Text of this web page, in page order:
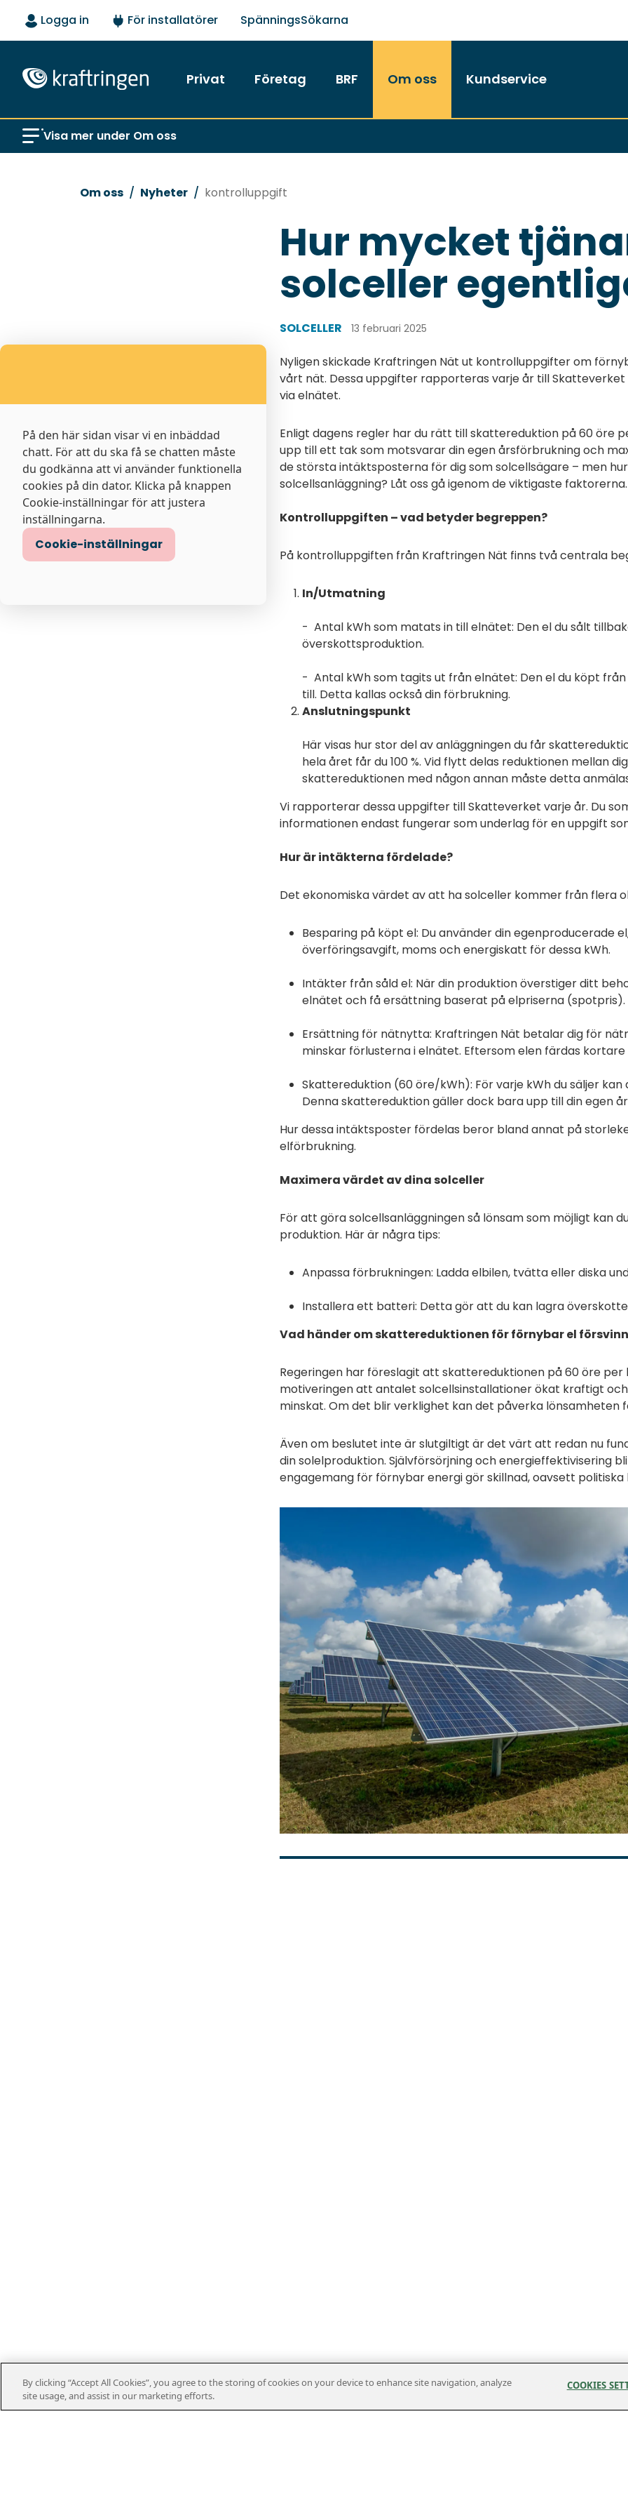
Logga in För installatörer SpänningsSökarna
Privat Företag BRF Om oss Kundservice
Visa mer under Om oss
Om oss Nyheter kontrolluppgift
Hur mycket
solceller
SOLCELLER 13 februari 2025
Nyligen skickade Kraftringen Nät ut kontrolluppgifter om
vårt nät. Dessa uppgifter rapporteras varje år till
via elnätet.
Enligt dagens regler har du rätt till skattereduktion på 60 öre
upp till ett tak som motsvarar din egen årsförbrukning och
de största intäktsposterna för dig som solcellsägare – men
solcellsanläggning? Låt oss gå igenom de viktigaste
Kontrolluppgiften – vad betyder begreppen?
På kontrolluppgiften från Kraftringen Nät finns två centrala
In/Utmatning
- Antal kWh som matats in till elnätet: Den el du sålt
överskottsproduktion.
- Antal kWh som tagits ut från elnätet: Den el du köpt
till. Detta kallas också din förbrukning.
Anslutningspunkt
Här visas hur stor del av anläggningen du får
hela året får du 100 %. Vid flytt delas reduktionen mellan
skattereduktionen med någon annan måste detta
Vi rapporterar dessa uppgifter till Skatteverket varje år. Du
informationen endast fungerar som underlag för en uppgift
Hur är intäkterna fördelade?
Det ekonomiska värdet av att ha solceller kommer från flera
Besparing på köpt el: Du använder din egenproducerade
överföringsavgift, moms och energiskatt för dessa kWh.
Intäkter från såld el: När din produktion överstiger ditt
elnätet och få ersättning baserat på elpriserna (spotpris).
Ersättning för nätnytta: Kraftringen Nät betalar dig för
minskar förlusterna i elnätet. Eftersom elen färdas
Skattereduktion (60 öre/kWh): För varje kWh du säljer
Denna skattereduktion gäller dock bara upp till din egen
Hur dessa intäktsposter fördelas beror bland annat på
elförbrukning.
Maximera värdet av dina solceller
För att göra solcellsanläggningen så lönsam som möjligt kan
produktion. Här är några tips:
Anpassa förbrukningen: Ladda elbilen, tvätta eller diska
Installera ett batteri: Detta gör att du kan lagra
Vad händer om skattereduktionen för förnybar el
Regeringen har föreslagit att skattereduktionen på 60 öre per
motiveringen att antalet solcellsinstallationer ökat kraftigt
minskat. Om det blir verklighet kan det påverka lönsamheten
Även om beslutet inte är slutgiltigt är det värt att redan nu
din solelproduktion. Självförsörjning och energieffektivisering
engagemang för förnybar energi gör skillnad, oavsett
På den här sidan visar vi en inbäddad
chatt. För att du ska få se chatten måste
du godkänna att vi använder funktionella
cookies på din dator. Klicka på knappen
Cookie-inställningar för att justera
inställningarna.
Cookie-inställningar
By clicking “Accept All Cookies”, you agree to the storing of cookies on your device to enhance site navigation, analyze
site usage, and assist in our marketing efforts.
COOKIES